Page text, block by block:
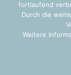
fortlaufend
Durch die
Weitere